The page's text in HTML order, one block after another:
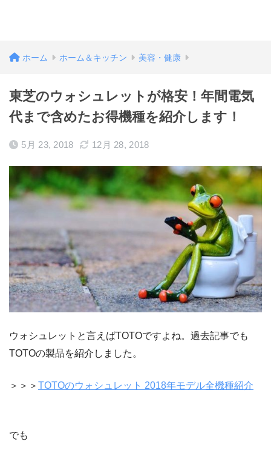
ホーム ホーム＆キッチン 美容・健康
東芝のウォシュレットが格安！年間電気
代まで含めたお得機種を紹介します！
5月 23, 2018 12月 28, 2018
ウォシュレットと言えばTOTOですよね。過去記事でも
TOTOの製品を紹介しました。
＞＞＞ TOTOのウォシュレット 2018年モデル全機種紹介
でも